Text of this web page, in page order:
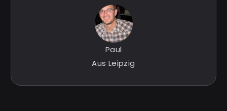
Paul
Aus Leipzig